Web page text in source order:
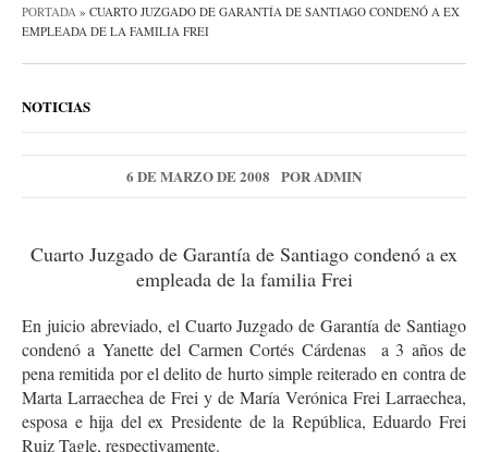
PORTADA » CUARTO JUZGADO DE GARANTÍA DE SANTIAGO CONDENÓ A EX
EMPLEADA DE LA FAMILIA FREI
NOTICIAS
6 DE MARZO DE 2008 PORADMIN
Cuarto Juzgado de Garantía de Santiago condenó a ex
empleada de la familia Frei
En juicio abreviado, el Cuarto Juzgado de Garantía de Santiago
condenó a Yanette del Carmen Cortés Cárdenas a 3 años de
pena remitida por el delito de hurto simple reiterado en contra de
Marta Larraechea de Frei y de María Verónica Frei Larraechea,
esposa e hija del ex Presidente de la República, Eduardo Frei
Ruiz Tagle, respectivamente.